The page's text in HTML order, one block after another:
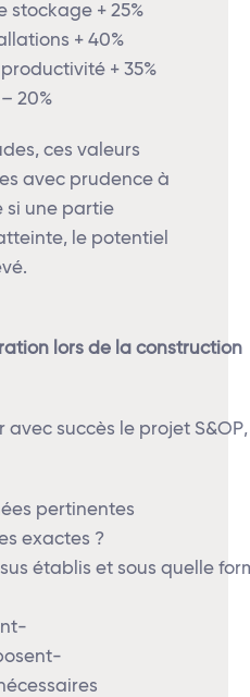
stockage + 25%
+ 40%
+ 35%
20%
ces valeurs
avec prudence à
si une partie
le potentiel
lors de la construction
avec succès le projet
pertinentes
exactes ?
établis et sous quelle